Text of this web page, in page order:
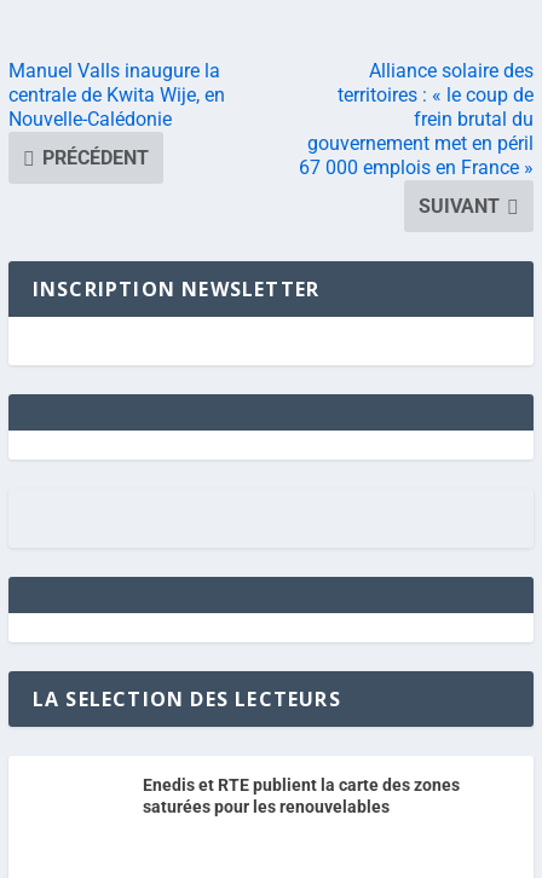
Manuel Valls inaugure la
centrale de Kwita Wije, en
Nouvelle-Calédonie
PRÉCÉDENT
Alliance solaire des
territoires : « le coup de
frein brutal du
gouvernement met en péril
67 000 emplois en France »
SUIVANT
INSCRIPTION NEWSLETTER
LA SELECTION DES LECTEURS
Enedis et RTE publient la carte des zones
saturées pour les renouvelables